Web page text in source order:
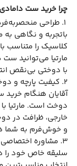
چرا خرید ست دامادی
۱. طراحی
باتجربه و نگاهی
کلاسیک را متناسب
مارتیا می‌توانید
با دوختی بی‌نقص
۲. کیفیت پارچه و
آقایان هنگام خرید
دوخت است. مارتیا
خارجی، ظرافت در
و خوش‌فرم به شما
۳. مشاوره
سلیقه خاص خود را